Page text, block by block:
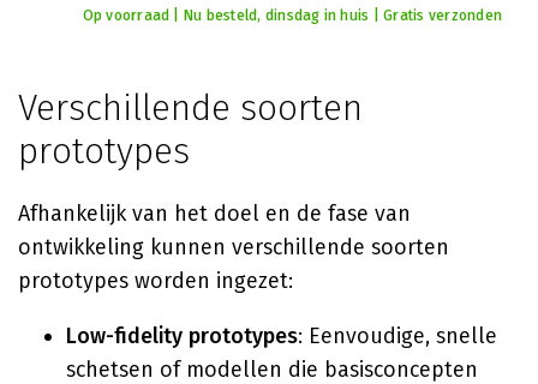
Op voorraad | Nu besteld, dinsdag in huis | Gratis verzonden
Verschillende soorten
prototypes
Afhankelijk van het doel en de fase van
ontwikkeling kunnen verschillende soorten
prototypes worden ingezet:
Low-fidelity prototypes: Eenvoudige, snelle
schetsen of modellen die basisconcepten